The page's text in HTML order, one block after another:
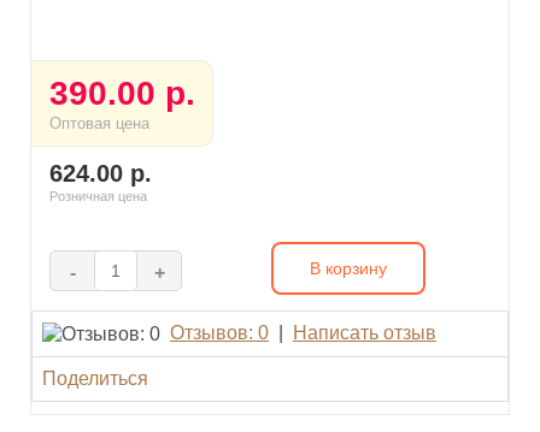
390.00 р.
Оптовая цена
624.00 р.
Розничная цена
- + В корзину
Отзывов: 0 Написать отзыв
Поделиться